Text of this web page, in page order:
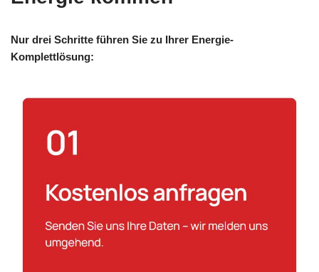
Nur drei Schritte führen Sie zu Ihrer Energie-
Komplettlösung: